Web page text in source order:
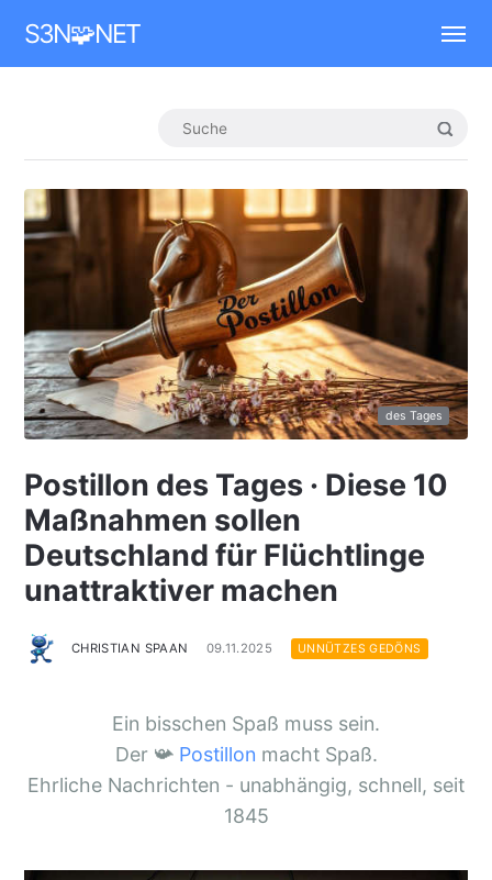
S3N🧩NET
des Tages
Postillon des Tages · Diese 10
Maßnahmen sollen
Deutschland für Flüchtlinge
unattraktiver machen
CHRISTIAN SPAAN 09.11.2025 UNNÜTZES GEDÖNS
Ein bisschen Spaß muss sein.
Der 📯 Postillon macht Spaß.
Ehrliche Nachrichten - unabhängig, schnell, seit
1845